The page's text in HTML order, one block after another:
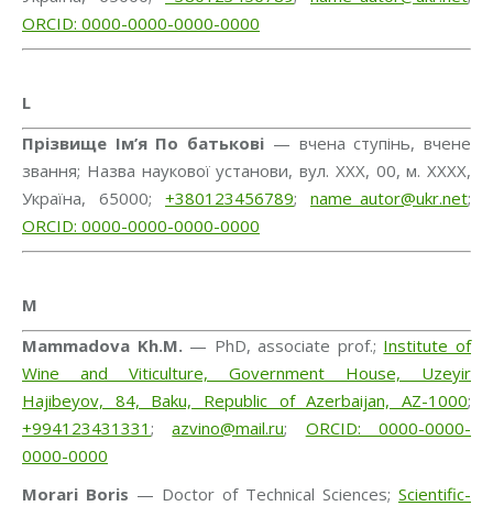
ORCID: 0000-0000-0000-0000
L
Прізвище Ім’я По батькові — вчена ступінь, вчене
звання; Назва наукової установи, вул. ХХХ, 00, м. ХХХХ,
Україна, 65000; +380123456789; name_autor@ukr.net;
ORCID: 0000-0000-0000-0000
M
Mammadova Kh.M.— PhD, associate prof.; Institute of
Wine and Viticulture, Government House, Uzeyir
Hajibeyov, 84, Baku, Republic of Azerbaijan, AZ-1000;
+994123431331 ;azvino@mail.ru; ORCID: 0000-0000-
0000-0000
Morari Boris — Doctor of Technical Sciences; Scientific-